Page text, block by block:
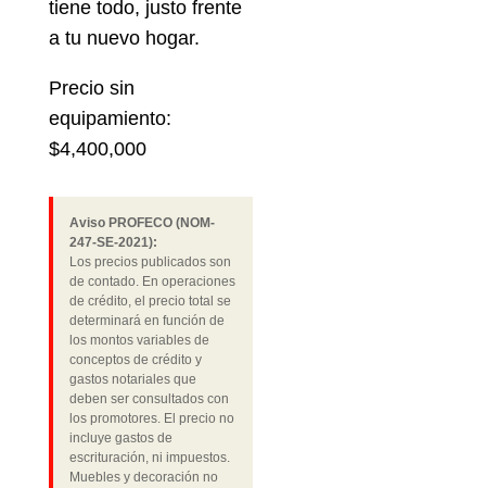
tiene todo, justo frente
a tu nuevo hogar.
Precio sin
equipamiento:
$4,400,000
Aviso PROFECO (NOM-
247-SE-2021):
Los precios publicados son
de contado. En operaciones
de crédito, el precio total se
determinará en función de
los montos variables de
conceptos de crédito y
gastos notariales que
deben ser consultados con
los promotores. El precio no
incluye gastos de
escrituración, ni impuestos.
Muebles y decoración no